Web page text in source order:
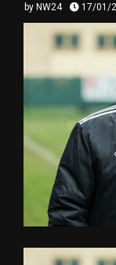
by NW24 17/01/